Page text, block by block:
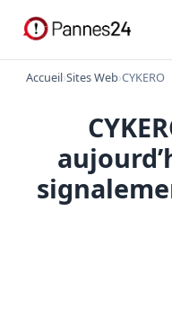
Accueil›Sites Web›CYKERO